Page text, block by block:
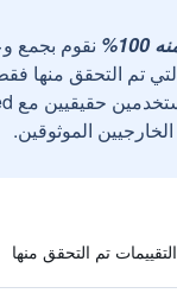
نقوم بجمع
تم التحقق منها
الموثوقين.